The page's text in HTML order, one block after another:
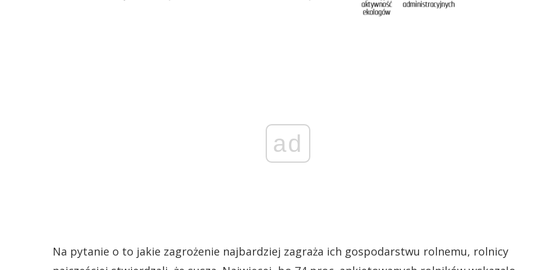
ad
Na pytanie o to jakie zagrożenie najbardziej zagraża ich gospodarstwu rolnemu, rolnicy